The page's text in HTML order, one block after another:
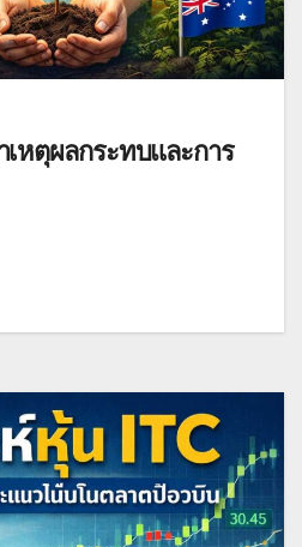
เหตุผลกระทบและการ